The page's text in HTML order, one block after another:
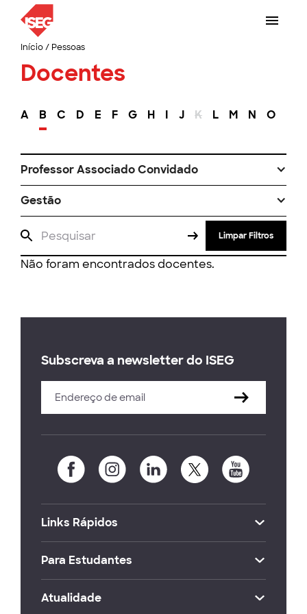
Início/ Pessoas
Docentes
A B C D E F G H I J K L M N O
Professor Associado Convidado
Gestão
Limpar Filtros
Não foram encontrados docentes.
Subscreva a newsletter do ISEG
Links Rápidos
Para Estudantes
Atualidade